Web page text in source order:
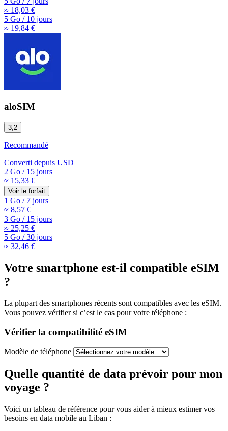
≈ 18,03 €
5 Go /10 jours
≈ 19,84 €
aloSIM
3,2
Recommandé
Converti depuis USD
2 Go /15 jours
≈ 15,33 €
Voir le forfait
1 Go /7 jours
≈ 8,57 €
3 Go /15 jours
≈ 25,25 €
5 Go /30 jours
≈ 32,46 €
Votre smartphone est-il compatible eSIM
?
La plupart des smartphones récents sont compatibles avec les eSIM.
Vous pouvez vérifier si c’est le cas pour votre téléphone :
Vérifier la compatibilité eSIM
Modèle de téléphone
Quelle quantité de data prévoir pour mon
voyage ?
Voici un tableau de référence pour vous aider à mieux estimer vos
besoins en data mobile au Liban :